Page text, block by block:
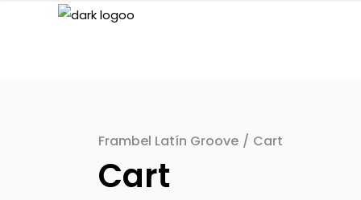
Frambel Latín Groove / Cart
Cart